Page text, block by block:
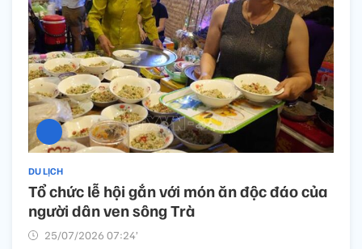
DU LỊCH
Tổ chức lễ hội gắn với món ăn độc đáo của
người dân ven sông Trà
25/07/2026 07:24’